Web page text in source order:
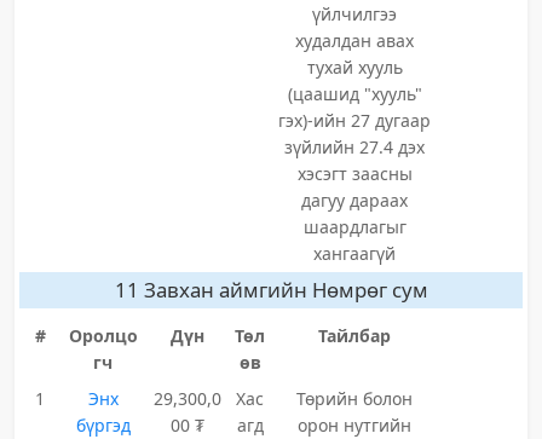
үйлчилгээ
худалдан авах
тухай хууль
(цаашид "хууль"
гэх)-ийн 27 дугаар
зүйлийн 27.4 дэх
хэсэгт заасны
дагуу дараах
шаардлагыг
хангаагүй
11 Завхан аймгийн Нөмрөг сум
#
Оролцо
гч
Дүн
Төл
өв
Тайлбар
1
Энх
бүргэд
29,300,0
00 ₮
Хас
агд
Төрийн болон
орон нутгийн